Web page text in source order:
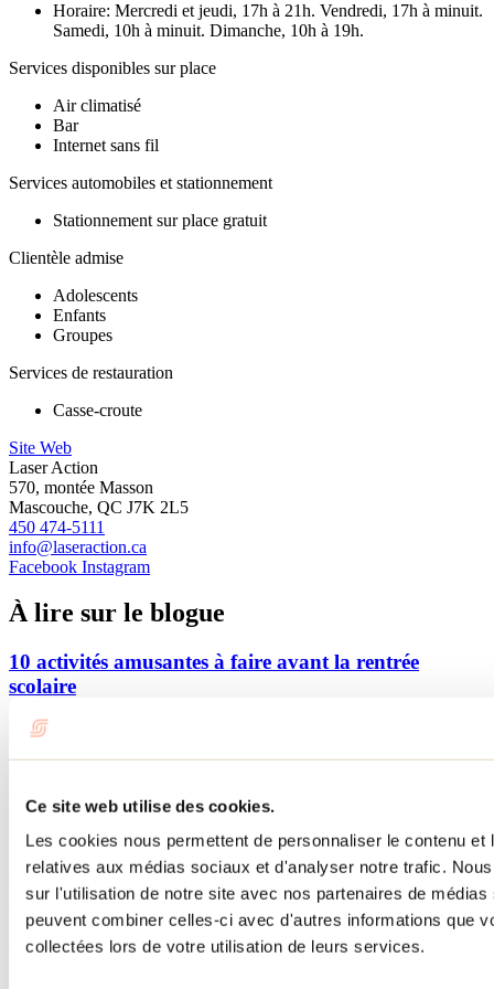
Ce site web utilise des cookies.
Les cookies nous permettent de personnaliser le contenu
relatives aux médias sociaux et d'analyser notre trafic.
sur l'utilisation de notre site avec nos partenaires de
peuvent combiner celles-ci avec d'autres informations que
collectées lors de votre utilisation de leurs services.
Horaire: Mercredi et jeudi, 17h à 21h. Vendredi, 17h à minuit.
Samedi, 10h à minuit. Dimanche, 10h à 19h.
Services disponibles sur place
Air climatisé
Bar
Internet sans fil
Services automobiles et stationnement
Stationnement sur place gratuit
Clientèle admise
Adolescents
Enfants
Groupes
Services de restauration
Casse-croute
Site Web
Laser Action
570, montée Masson
Mascouche, QC J7K 2L5
450 474-5111
info@laseraction.ca
Facebook Instagram
À lire sur le blogue
10 activités amusantes à faire avant la rentrée
scolaire
Par : Jennifer Martin
La rentrée scolaire approche à grands pas! Découvre 10 activités à
classes.
Des activités pour les fervents d'adrénaline à faire
dans Lanaudière!
Par : Jennifer Martin